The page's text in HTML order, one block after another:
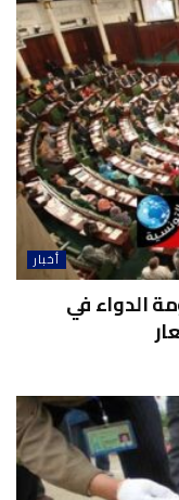
أخبار
الدواء في